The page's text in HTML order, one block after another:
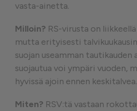
vasta-ainetta.
Milloin? RS-virusta on
mutta erityisesti
suojan useamman tautikauden
suojautua voi ympäri vuoden,
hyvissä ajoin ennen keskitalvea.
Miten? RSV:tä vastaan